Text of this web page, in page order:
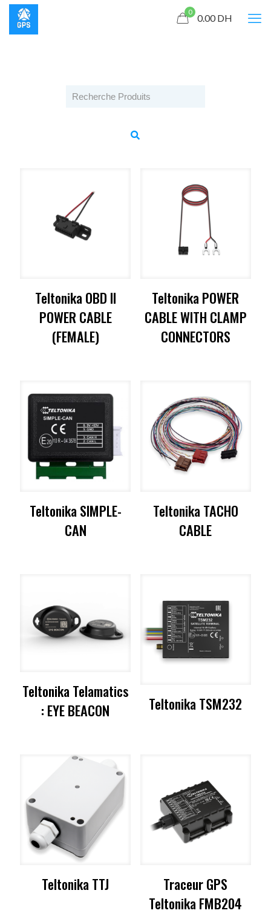
0
0.00DH
Teltonika OBD II
POWER CABLE
(FEMALE)
Teltonika POWER
CABLE WITH CLAMP
CONNECTORS
Teltonika SIMPLE-
CAN
Teltonika TACHO
CABLE
Teltonika Telamatics
: EYE BEACON
Teltonika TSM232
Teltonika TTJ
Traceur GPS
Teltonika FMB204